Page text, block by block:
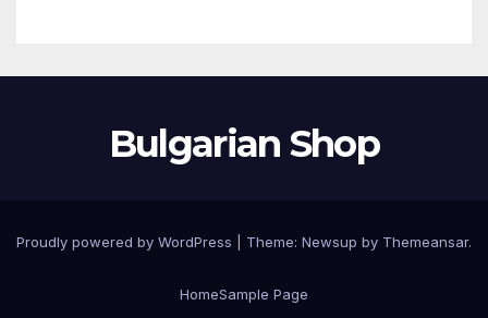
Bulgarian Shop
Proudly powered by WordPress Theme: Newsup by Themeansar.
HomeSample Page